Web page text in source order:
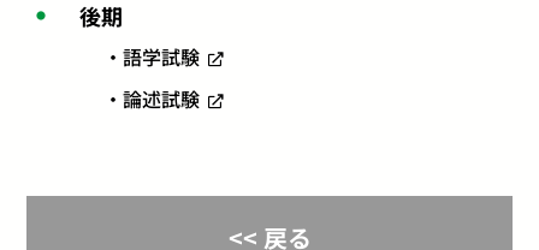
後期
語学試験
論述試験
<< 戻る